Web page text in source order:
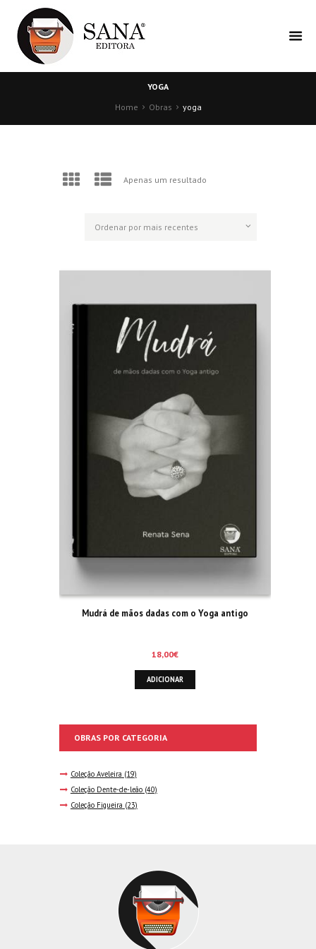
YOGA
Home
Obras yoga
Apenas um resultado
Mudrá de mãos dadas com o Yoga antigo
18,00€
ADICIONAR
OBRAS POR CATEGORIA
Coleção Aveleira (19)
Coleção Dente-de-leão (40)
Coleção Figueira (23)